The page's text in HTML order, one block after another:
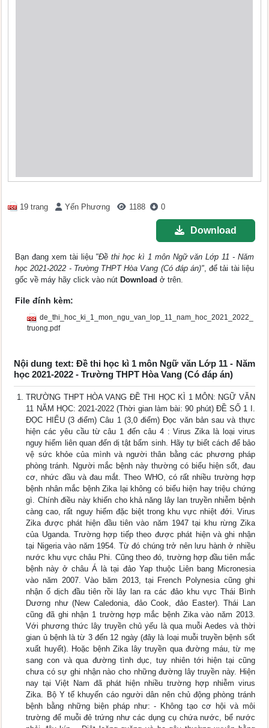
19 trang Yến Phương 1188 0
Download
Bạn đang xem tài liệu "Đề thi học kì 1 môn Ngữ văn Lớp 11 - Năm
học 2021-2022 - Trường THPT Hòa Vang (Có đáp án)", để tải tài liệu
gốc về máy hãy click vào nút Download ở trên.
File đính kèm:
de_thi_hoc_ki_1_mon_ngu_van_lop_11_nam_hoc_2021_2022_
truong.pdf
Nội dung text: Đề thi học kì 1 môn Ngữ văn Lớp 11 - Năm
học 2021-2022 - Trường THPT Hòa Vang (Có đáp án)
TRƯỜNG THPT HÒA VANG ĐỀ THI HỌC KÌ 1 MÔN: NGỮ VĂN
11 NĂM HỌC: 2021-2022 (Thời gian làm bài: 90 phút) ĐỀ SỐ 1 I.
ĐỌC HIỂU (3 điểm) Câu 1 (3,0 điểm) Đọc văn bản sau và thực
hiện các yêu cầu từ câu 1 đến câu 4 : Virus Zika là loại virus
nguy hiểm liên quan đến dị tật bẩm sinh. Hãy tự biết cách để bảo
vệ sức khỏe của mình và người thân bằng các phương pháp
phòng tránh. Người mắc bệnh này thường có biểu hiện sốt, đau
cơ, nhức đầu và đau mắt. Theo WHO, có rất nhiều trường hợp
bệnh nhân mắc bệnh Zika lại không có biểu hiện hay triệu chứng
gì. Chính điều này khiến cho khả năng lây lan truyền nhiễm bệnh
càng cao, rất nguy hiểm đặc biệt trong khu vực nhiệt đới. Virus
Zika được phát hiện đầu tiên vào năm 1947 tại khu rừng Zika
của Uganda. Trường hợp tiếp theo được phát hiện và ghi nhận
tại Nigeria vào năm 1954. Từ đó chúng trở nên lưu hành ở nhiều
nước khu vực châu Phi. Cũng theo đó, trường hợp đầu tiên mắc
bệnh này ở châu Á là tại đảo Yap thuộc Liên bang Micronesia
vào năm 2007. Vào băm 2013, tại French Polynesia cũng ghi
nhận ổ dịch đầu tiên rồi lây lan ra các đảo khu vực Thái Bình
Dương như (New Caledonia, đảo Cook, đảo Easter). Thái Lan
cũng đã ghi nhận 1 trường hợp mắc bệnh Zika vào năm 2013.
Với phương thức lây truyền chủ yếu là qua muỗi Aedes và thời
gian ủ bệnh là từ 3 đến 12 ngày (đây là loại muỗi truyền bệnh sốt
xuất huyết). Hoặc bệnh Zika lây truyền qua đường máu, từ mẹ
sang con và qua đường tình dục, tuy nhiên tới hiện tại cũng
chưa có sự ghi nhận nào cho những đường lây truyền này. Hiện
nay tại Việt Nam đã phát hiện nhiều trường hợp nhiễm virus
Zika. Bộ Y tế khuyến cáo người dân nên chủ động phòng tránh
bệnh bằng những biện pháp như: - Không tạo cơ hội và môi
trường để muỗi đẻ trứng như các dụng cụ chứa nước, bể nước